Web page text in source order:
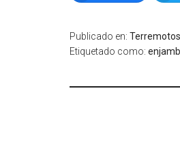
Publicado en: Terremotos
Etiquetado como: